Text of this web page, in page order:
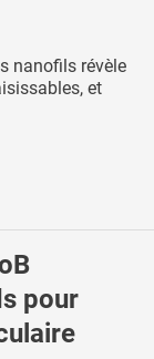
nanofils révèle
et
pour